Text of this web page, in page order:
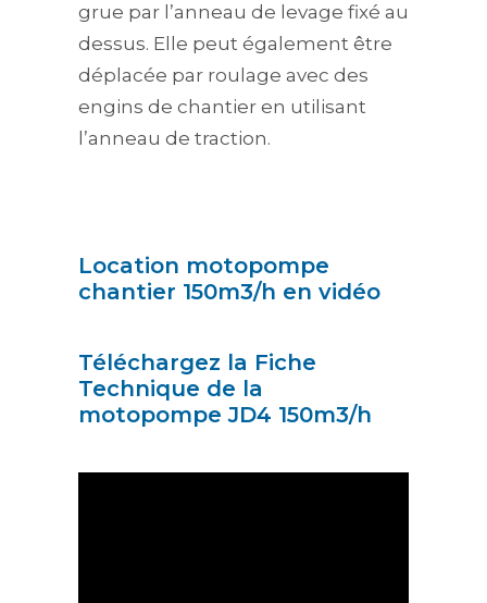
grue par l’anneau de levage fixé au
dessus. Elle peut également être
déplacée par roulage avec des
engins de chantier en utilisant
l’anneau de traction.
Location motopompe
chantier 150m3/h en vidéo
Téléchargez la Fiche
Technique de la
motopompe JD4 150m3/h